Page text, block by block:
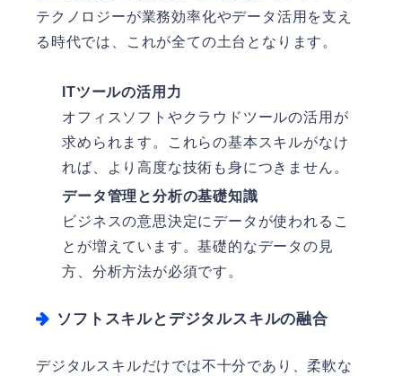
テクノロジーが業務効率化やデータ活用を支え
る時代では、これが全ての土台となります。
ITツールの活用力
オフィスソフトやクラウドツールの活用が
求められます。これらの基本スキルがなけ
れば、より高度な技術も身につきません。
データ管理と分析の基礎知識
ビジネスの意思決定にデータが使われるこ
とが増えています。基礎的なデータの見
方、分析方法が必須です。
ソフトスキルとデジタルスキルの融合
デジタルスキルだけでは不十分であり、柔軟な